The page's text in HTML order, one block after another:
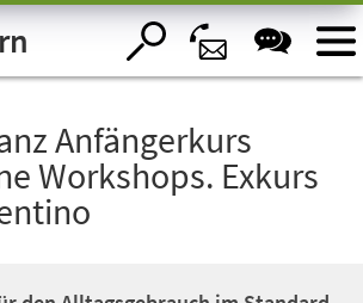
Anfängerkurs
Workshops. Exkurs